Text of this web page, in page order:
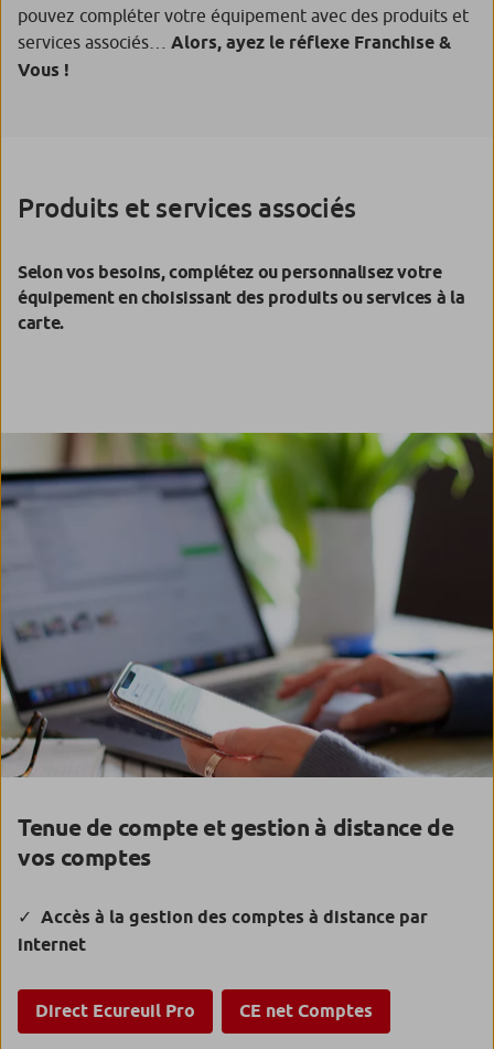
pouvez compléter votre équipement avec des produits et
services associés… Alors, ayez le réflexe Franchise &
Vous !
Produits et services associés
Selon vos besoins, complétez ou personnalisez votre
équipement en choisissant des produits ou services à la
carte.
Tenue de compte et gestion à distance de
vos comptes
Accès à la gestion des comptes à distance par
internet
Direct Ecureuil Pro CE net Comptes